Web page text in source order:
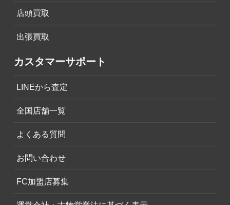
店頭買取
出張買取
カスタマーサポート
LINEから査定
全国店舗一覧
よくある質問
お問い合わせ
FC加盟店募集